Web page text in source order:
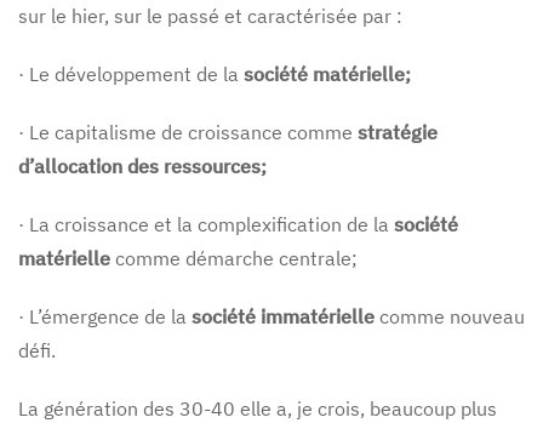
sur le hier, sur le passé et caractérisée par :
· Le développement de la société matérielle;
· Le capitalisme de croissance comme stratégie
d’allocation des ressources;
· La croissance et la complexification de la société
matérielle comme démarche centrale;
· L’émergence de la société immatérielle comme nouveau
défi.
La génération des 30-40 elle a, je crois, beaucoup plus